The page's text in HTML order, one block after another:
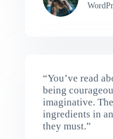
“You’ve read
being
imaginative.
ingredients in
they must.”